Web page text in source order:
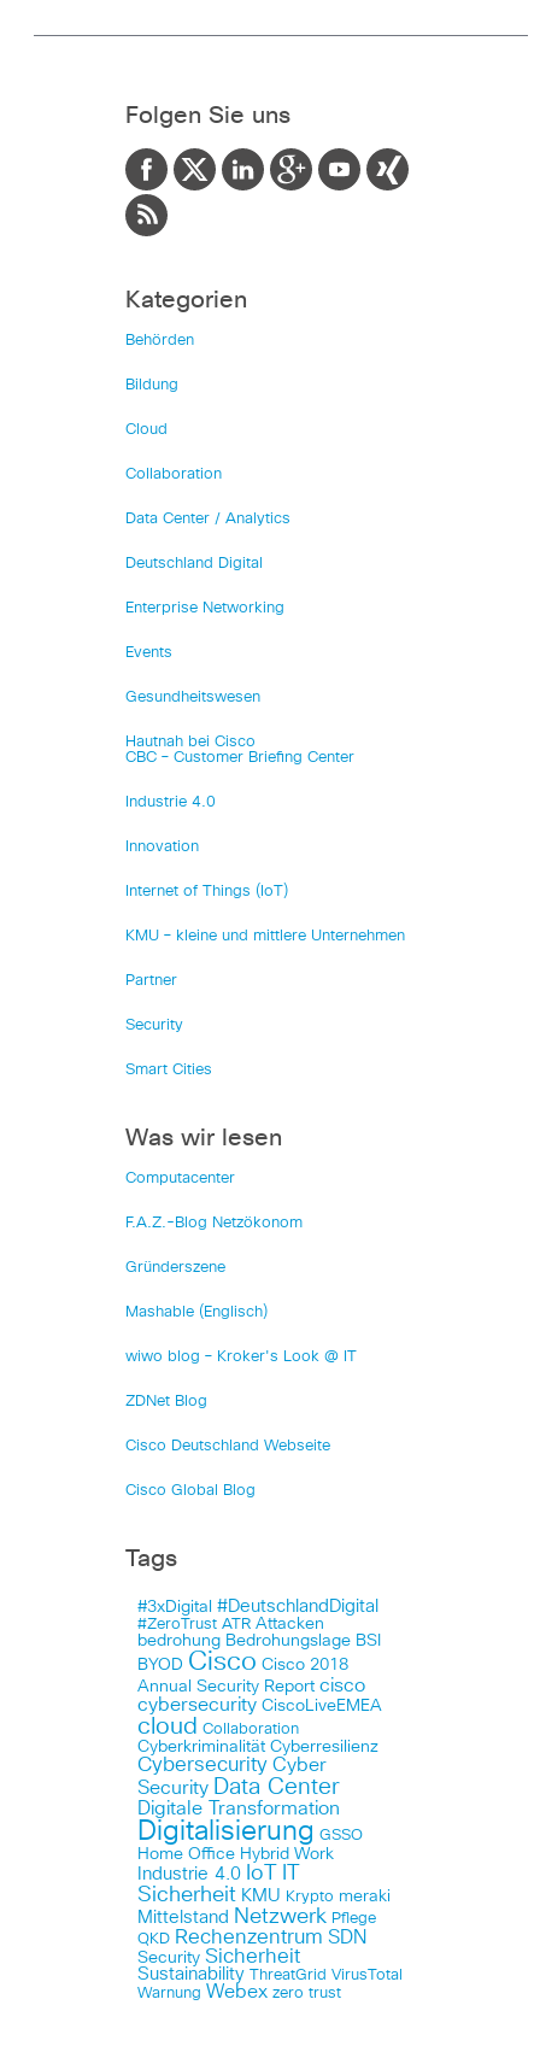
Folgen Sie uns
Kategorien
Behörden
Bildung
Cloud
Collaboration
Data Center / Analytics
Deutschland Digital
Enterprise Networking
Events
Gesundheitswesen
Hautnah bei Cisco
CBC – Customer Briefing Center
Industrie 4.0
Innovation
Internet of Things (IoT)
KMU – kleine und mittlere Unternehmen
Partner
Security
Smart Cities
Was wir lesen
Computacenter
F.A.Z.-Blog Netzökonom
Gründerszene
Mashable (Englisch)
wiwo blog – Kroker's Look @ IT
ZDNet Blog
Cisco Deutschland Webseite
Cisco Global Blog
Tags
#3xDigital #DeutschlandDigital
#ZeroTrust ATR Attacken
bedrohung Bedrohungslage BSI
BYOD Cisco Cisco 2018
Annual Security Report cisco
cybersecurity CiscoLiveEMEA
cloud Collaboration
Cyberkriminalität Cyberresilienz
Cybersecurity Cyber
Security
Data Center
Digitale Transformation
Digitalisierung GSSO
Home Office Hybrid Work
Industrie 4.0 IoT
Sicherheit KMU Krypto meraki
Mittelstand Netzwerk Pflege
QKD Rechenzentrum SDN
Security Sicherheit
Sustainability ThreatGrid VirusTotal
Warnung Webex zero trust